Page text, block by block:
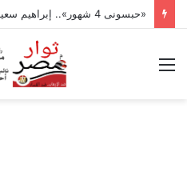
القائمة